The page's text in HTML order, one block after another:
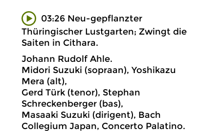
03:26 Neu-gepflanzter
Thüringischer Lustgarten; Zwingt die
Saiten in Cithara.
Johann Rudolf Ahle.
Midori Suzuki (sopraan), Yoshikazu
Mera (alt),
Gerd Türk (tenor), Stephan
Schreckenberger (bas),
Masaaki Suzuki (dirigent), Bach
Collegium Japan, Concerto Palatino.